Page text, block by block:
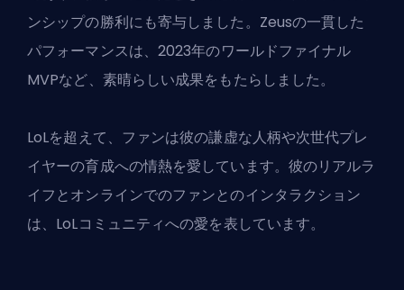
ンシップの勝利にも寄与しました。Zeusの一貫した
パフォーマンスは、2023年のワールドファイナル
MVPなど、素晴らしい成果をもたらしました。
LoLを超えて、ファンは彼の謙虚な人柄や次世代プレ
イヤーの育成への情熱を愛しています。彼のリアルラ
イフとオンラインでのファンとのインタラクション
は、LoLコミュニティへの愛を表しています。